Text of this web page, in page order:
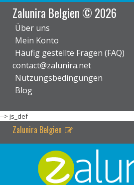
Zalunira Belgien © 2026
Über uns
Mein Konto
Häufig gestellte Fragen (FAQ)
contact@zalunira.net
Nutzungsbedingungen
Blog
--> js_def
Zalunira Belgien